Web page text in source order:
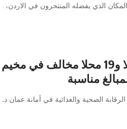
الذي يفضله المنتحرون في الاردن،
الأمانة: قرار بهدم 24 منزلا و19 محلا مخالف في مخيم
مناسبة
الصحية والغذائية في أمانة عمان د.